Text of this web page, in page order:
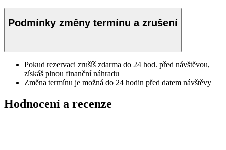
Podmínky změny termínu a zrušení
Pokud rezervaci zrušíš zdarma do 24 hod. před návštěvou,
získáš plnou finanční náhradu
Změna termínu je možná do 24 hodin před datem návštěvy
Hodnocení a recenze